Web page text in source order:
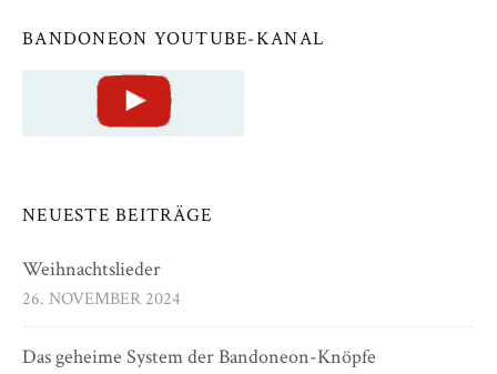
BANDONEON YOUTUBE-KANAL
NEUESTE BEITRÄGE
Weihnachtslieder
26. NOVEMBER 2024
Das geheime System der Bandoneon-Knöpfe